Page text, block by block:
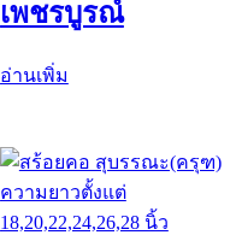
เพชรบูรณ์
อ่านเพิ่ม